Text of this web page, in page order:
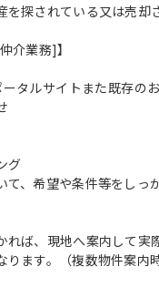
探されている又は売却
介業務]】
タルサイトまた既存の
グ
、希望や条件等をしっ
ば、現地へ案内して実
ます。（複数物件案内時